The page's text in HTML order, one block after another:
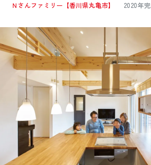
家づくり学校とは
お悩み・相談事例
よくある質問
ご利用者の声・実例
お役立ち情報
公式SNSをチェック
Ｎさんファミリー 【香川県丸亀市】 2020年